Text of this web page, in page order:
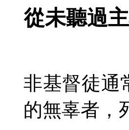
從未聽過主
非基督徒通
的無辜者 ，